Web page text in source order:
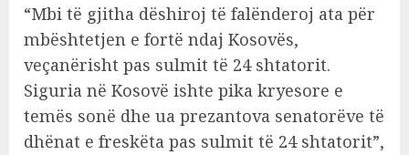
“Mbi të gjitha dëshiroj të falënderoj ata për
mbështetjen e fortë ndaj Kosovës,
veçanërisht pas sulmit të 24 shtatorit.
Siguria në Kosovë ishte pika kryesore e
temës sonë dhe ua prezantova senatorëve të
dhënat e freskëta pas sulmit të 24 shtatorit”,